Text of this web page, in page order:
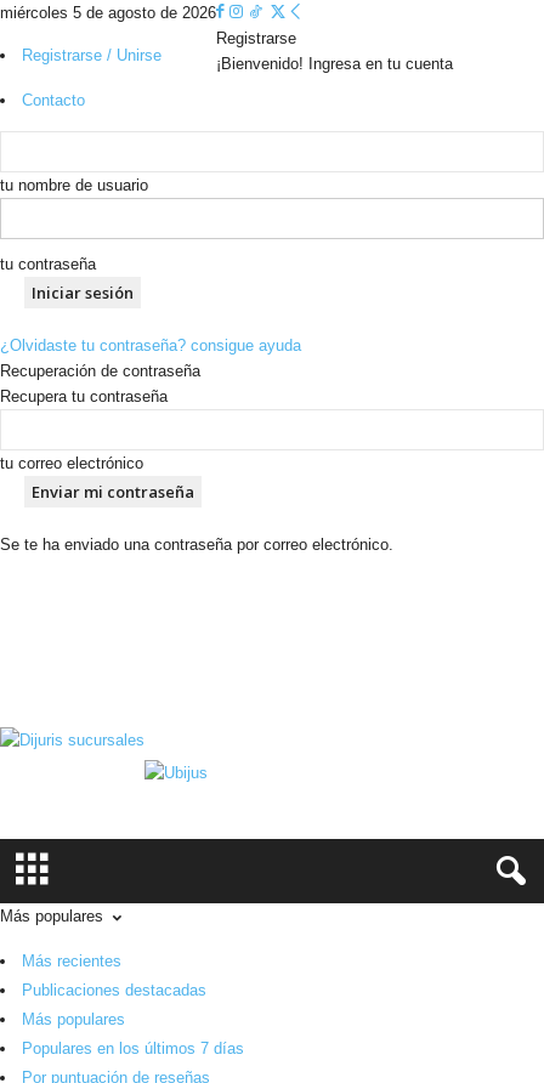
miércoles 5 de agosto de 2026
Registrarse / Unirse
Contacto
Registrarse
¡Bienvenido! Ingresa en tu cuenta
tu nombre de usuario
tu contraseña
¿Olvidaste tu contraseña? consigue ayuda
Recuperación de contraseña
Recupera tu contraseña
tu correo electrónico
Se te ha enviado una contraseña por correo electrónico.
a
i
E
l
Más populares
Más recientes
Publicaciones destacadas
Más populares
Populares en los últimos 7 días
Por puntuación de reseñas